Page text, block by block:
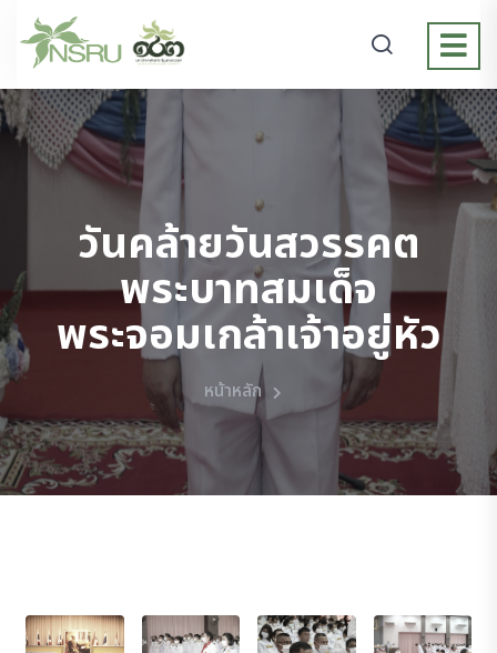
วันคล้ายวันสวรรคต
พระบาทสมเด็จ
พระจอมเกล้าเจ้าอยู่หัว
หน้าหลัก